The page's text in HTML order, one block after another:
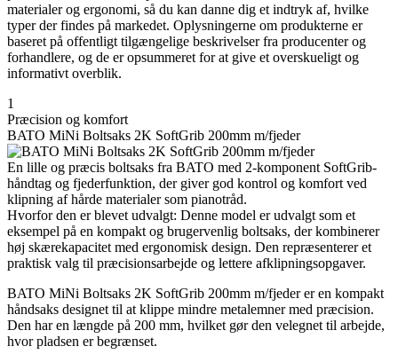
materialer og ergonomi, så du kan danne dig et indtryk af, hvilke
typer der findes på markedet. Oplysningerne om produkterne er
baseret på offentligt tilgængelige beskrivelser fra producenter og
forhandlere, og de er opsummeret for at give et overskueligt og
informativt overblik.
1
Præcision og komfort
BATO MiNi Boltsaks 2K SoftGrib 200mm m/fjeder
En lille og præcis boltsaks fra BATO med 2-komponent SoftGrib-
håndtag og fjederfunktion, der giver god kontrol og komfort ved
klipning af hårde materialer som pianotråd.
Hvorfor den er blevet udvalgt: Denne model er udvalgt som et
eksempel på en kompakt og brugervenlig boltsaks, der kombinerer
høj skærekapacitet med ergonomisk design. Den repræsenterer et
praktisk valg til præcisionsarbejde og lettere afklipningsopgaver.
BATO MiNi Boltsaks 2K SoftGrib 200mm m/fjeder er en kompakt
håndsaks designet til at klippe mindre metalemner med præcision.
Den har en længde på 200 mm, hvilket gør den velegnet til arbejde,
hvor pladsen er begrænset.